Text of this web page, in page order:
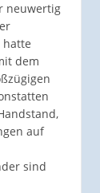
neuwertig
hatte
dem
auf
sind